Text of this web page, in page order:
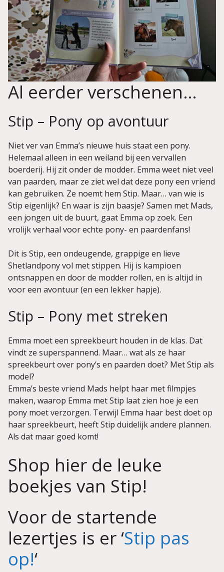
Al eerder verschenen…
Stip – Pony op avontuur
Niet ver van Emma’s nieuwe huis staat een pony.
Helemaal alleen in een weiland bij een vervallen
boerderij. Hij zit onder de modder. Emma weet niet veel
van paarden, maar ze ziet wel dat deze pony een vriend
kan gebruiken. Ze noemt hem Stip. Maar… van wie is
Stip eigenlijk? En waar is zijn baasje? Samen met Mads,
een jongen uit de buurt, gaat Emma op zoek. Een
vrolijk verhaal voor echte pony- en paardenfans!
Dit is Stip, een ondeugende, grappige en lieve
Shetlandpony vol met stippen. Hij is kampioen
ontsnappen en door de modder rollen, en is altijd in
voor een avontuur (en een lekker hapje).
Stip – Pony met streken
Emma moet een spreekbeurt houden in de klas. Dat
vindt ze superspannend. Maar… wat als ze haar
spreekbeurt over pony’s en paarden doet? Met Stip als
model?
Emma’s beste vriend Mads helpt haar met filmpjes
maken, waarop Emma met Stip laat zien hoe je een
pony moet verzorgen. Terwijl Emma haar best doet op
haar spreekbeurt, heeft Stip duidelijk andere plannen.
Als dat maar goed komt!
Shop hier de leuke
boekjes van Stip!
Voor de startende
lezertjes is er ‘Stip pas
op!‘